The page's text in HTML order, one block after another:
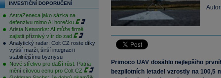
INVESTIČNÍ DOPORUČENÍ
AstraZeneca jako sázka na
defenzivu mimo AI horečku
Arista Networks: AI může firmě
zajistit příznivý vítr do zad
Analytický radar: Colt CZ roste díky
vyšší marži, širší integraci i
stabilnějšímu byznysu
Nové střelivo pro další růst. Patria
mění cílovou cenu pro Colt CZ
Primoco UAV dosáhlo nejlepšího
bezpilotních letadel vzrostly na 100,5